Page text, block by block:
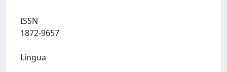
ISSN
Lingua